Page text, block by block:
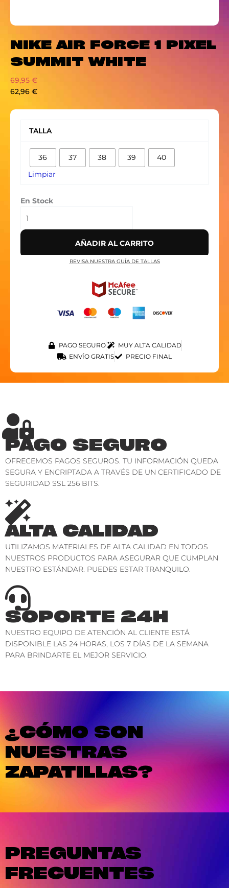
NIKE AIR FORCE 1 PIXEL
SUMMIT WHITE
69,95€
62,96 €
TALLA
36 37 38 39 40
Limpiar
En Stock
PIXEL
SUMMIT
AÑADIR AL CARRITO
REVISA NUESTRA GUÍA DE TALLAS
PAGO SEGURO
MUY ALTA CALIDAD
ENVÍO GRATIS
PRECIO FINAL
PAGO SEGURO
OFRECEMOS PAGOS SEGUROS. TU INFORMACIÓN QUEDA
SEGURA Y ENCRIPTADA A TRAVÉS DE UN CERTIFICADO DE
SEGURIDAD SSL 256 BITS.
ALTA CALIDAD
UTILIZAMOS MATERIALES DE ALTA CALIDAD EN TODOS
NUESTROS PRODUCTOS PARA ASEGURAR QUE CUMPLAN
NUESTRO ESTÁNDAR. PUEDES ESTAR TRANQUILO.
SOPORTE 24H
NUESTRO EQUIPO DE ATENCIÓN AL CLIENTE ESTÁ
DISPONIBLE LAS 24 HORAS, LOS 7 DÍAS DE LA SEMANA
PARA BRINDARTE EL MEJOR SERVICIO.
¿CÓMO SON
NUESTRAS
ZAPATILLAS?
PREGUNTAS
FRECUENTES